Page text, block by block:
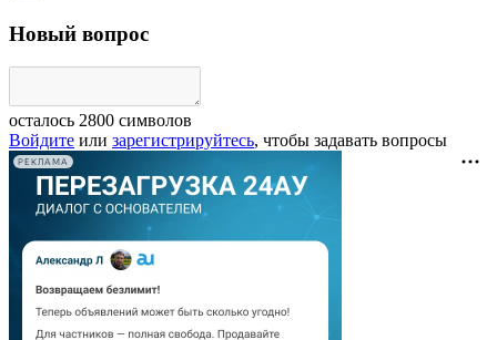
Новый вопрос
осталось 2800 символов
Войдите или зарегистрируйтесь, чтобы задавать вопросы
РЕКЛАМА